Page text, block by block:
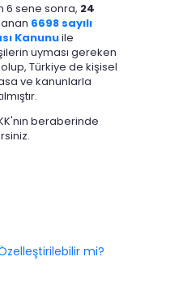
6 sene sonra, 24
6698 sayılı
Kanunuile
uyması gereken
Türkiye de kişisel
ve kanunlarla
beraberinde
mi?